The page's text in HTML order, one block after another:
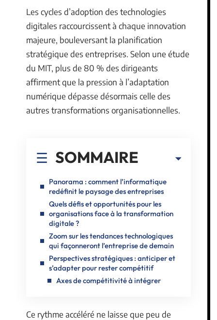
Les cycles d’adoption des technologies
digitales raccourcissent à chaque innovation
majeure, bouleversant la planification
stratégique des entreprises. Selon une étude
du MIT, plus de 80 % des dirigeants
affirment que la pression à l’adaptation
numérique dépasse désormais celle des
autres transformations organisationnelles.
SOMMAIRE
Panorama : comment l’informatique
redéfinit le paysage des entreprises
Quels défis et opportunités pour les
organisations face à la transformation
digitale ?
Zoom sur les tendances technologiques
qui façonneront l’entreprise de demain
Perspectives stratégiques : anticiper et
s’adapter pour rester compétitif
Axes de compétitivité à intégrer
Ce rythme accéléré ne laisse que peu de